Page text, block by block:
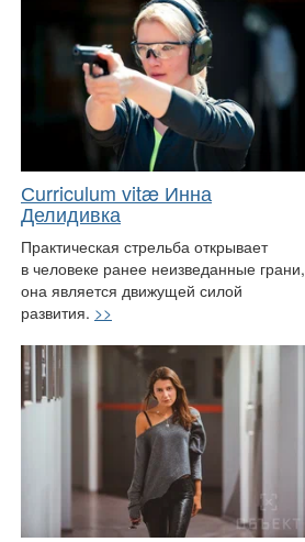
Сurriculum vitæ Инна
Делидивка
Практическая стрельба открывает
в человеке ранее неизведанные грани,
она является движущей силой
развития. >>